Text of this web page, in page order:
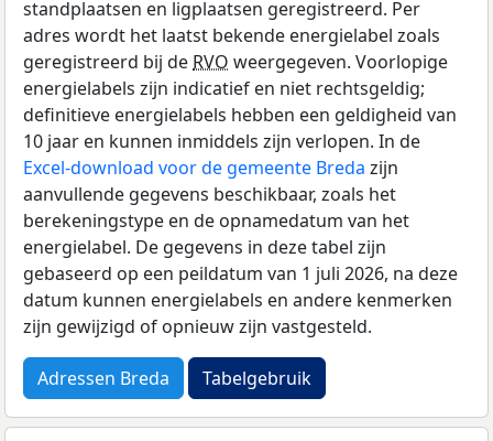
standplaatsen en ligplaatsen geregistreerd. Per
adres wordt het laatst bekende energielabel zoals
geregistreerd bij de RVO weergegeven. Voorlopige
energielabels zijn indicatief en niet rechtsgeldig;
definitieve energielabels hebben een geldigheid van
10 jaar en kunnen inmiddels zijn verlopen. In de
Excel-download voor de gemeente Breda zijn
aanvullende gegevens beschikbaar, zoals het
berekeningstype en de opnamedatum van het
energielabel. De gegevens in deze tabel zijn
gebaseerd op een peildatum van 1 juli 2026, na deze
datum kunnen energielabels en andere kenmerken
zijn gewijzigd of opnieuw zijn vastgesteld.
Adressen Breda Tabelgebruik